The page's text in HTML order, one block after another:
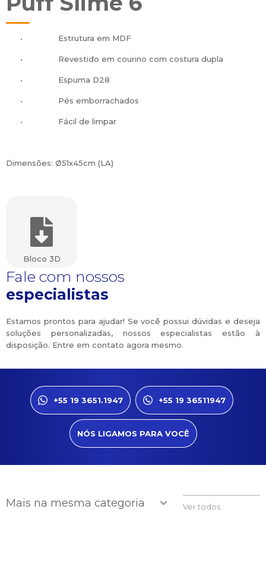
• Estrutura em MDF
• Revestido em courino com costura dupla
• Espuma D28
• Pés emborrachados
• Fácil de limpar
Dimensões: Ø51x45cm (LA)
Bloco 3D
Fale com nossos
especialistas
Estamos prontos para ajudar! Se você possui dúvidas e deseja
soluções personalizadas, nossos especialistas estão à
disposição. Entre em contato agora mesmo.
+55 19 3651.1947 +55 19 36511947
NÓS LIGAMOS PARA VOCÊ
Mais na mesma categoria Ver todos